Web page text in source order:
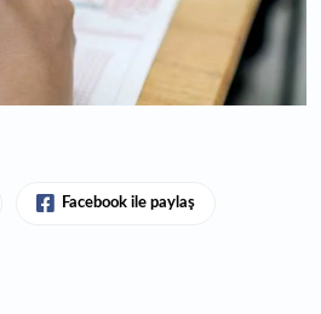
Facebook ile paylaş